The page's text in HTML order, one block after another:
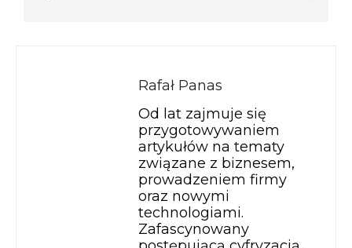
Rafał Panas
Od lat zajmuje się
przygotowywaniem
artykułów na tematy
związane z biznesem,
prowadzeniem firmy
oraz nowymi
technologiami.
Zafascynowany